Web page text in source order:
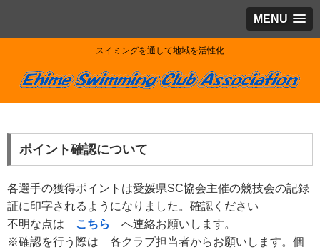
MENU
スイミングを通して地域を活性化
ポイント確認について
各選手の獲得ポイントは愛媛県SC協会主催の競技会の記録
証に印字されるようになりました。確認ください
不明な点は
こちら
へ連絡お願いします。
※確認を行う際は 各クラブ担当者からお願いします。個